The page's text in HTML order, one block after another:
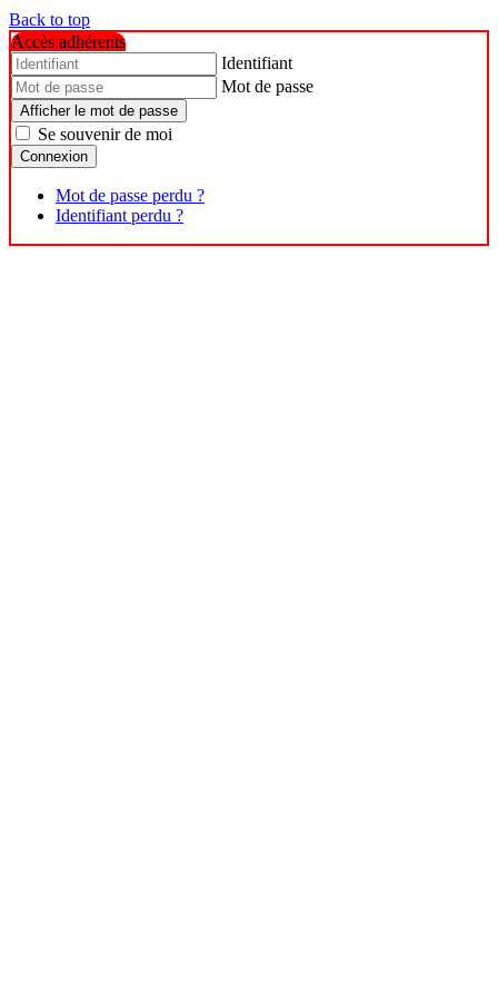
Back to top
Accès adhérents
Identifiant
Mot de passe
Afficher le mot de passe
Se souvenir de moi
Connexion
Mot de passe perdu ?
Identifiant perdu ?